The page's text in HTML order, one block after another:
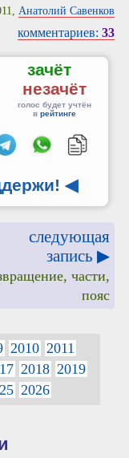
Анатолий Савенков
комментариев: 33
зачёт
незачёт
голос будет учтён
в рейтинге
◀
следующая
запись ▶
части,
пояс
2010 2011
2018 2019
2026